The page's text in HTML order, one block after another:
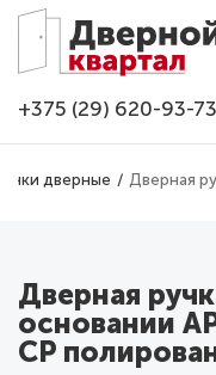
Перейти к
+375 (29) 620-93-73
дверные Дверная
Дверная
основании
CP